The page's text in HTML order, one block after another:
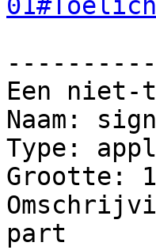
Een
Naam:
Type:
Grootte:
part